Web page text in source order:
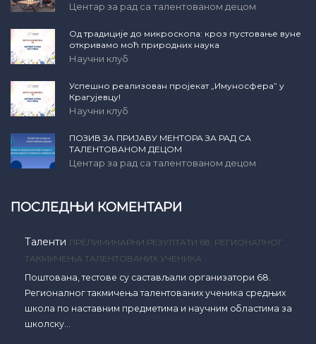
Центар за рад са талентованом децом
Од традиције до микроскопа: кроз пустовање вуне
откривамо моћ природних наука
Научни клуб
Успешно реализован пројекат „Имуносфера” у
Крагујевцу!
Научни клуб
ПОЗИВ ЗА ПРИЈАВУ МЕНТОРА ЗА РАД СА
ТАЛЕНТОВАНОМ ДЕЦОМ
Центар за рад са талентованом децом
ПОСЛЕДЊИ КОМЕНТАРИ
Таленти ПРЕЛИМИНАРНИ РЕЗУЛТАТИ 68. РЕГИОНАЛНОГ
ТАКМИЧЕЊА ТАЛЕНТОВАНИХ УЧЕНИКА
Поштована, тестове су састављали организатори 68.
Регионалног такмичења талентованих ученика средњих
школа по наставним предметима и научним областима за
школску…